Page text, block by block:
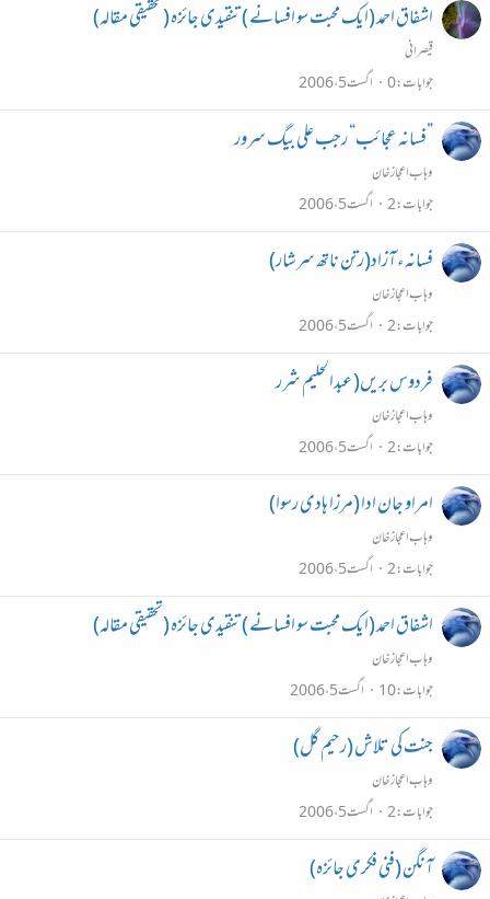
اشفاق احمد (ایک محبت سو افسانے ) تنقیدی جائزہ (تحقیقی مقالہ)
قیصرانی
جوابات 0 اگست 5، 2006
”فسانہ عجائب“ رجب علی بیگ سرور
وہاب اعجاز خان
جوابات 2 اگست 5، 2006
فسانہء آزاد(رتن ناتھ سرشار)
وہاب اعجاز خان
جوابات 2 اگست 5، 2006
فردوس بریں( عبدالحلیم شرر
وہاب اعجاز خان
جوابات 2 اگست 5، 2006
امراو جان ادا (مرزا ہادی رسوا)
وہاب اعجاز خان
جوابات 2 اگست 5، 2006
اشفاق احمد (ایک محبت سو افسانے ) تنقیدی جائزہ (تحقیقی مقالہ)
وہاب اعجاز خان
جوابات 10 اگست 5، 2006
جنت کی تلاش (رحیم گل)
وہاب اعجاز خان
جوابات 2 اگست 5، 2006
آنگن (فنی فکری جائزہ)